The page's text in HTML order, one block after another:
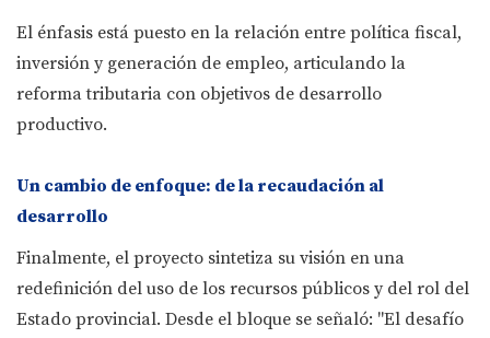
El énfasis está puesto en la relación entre política fiscal,
inversión y generación de empleo, articulando la
reforma tributaria con objetivos de desarrollo
productivo.
Un cambio de enfoque: de la recaudación al
desarrollo
Finalmente, el proyecto sintetiza su visión en una
redefinición del uso de los recursos públicos y del rol del
Estado provincial. Desde el bloque se señaló: "El desafío